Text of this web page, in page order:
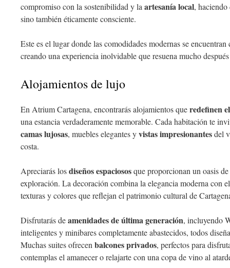
compromiso con la sostenibilidad y la artesanía local, haciendo
sino también éticamente consciente.
Este es el lugar donde las comodidades modernas se
creando una experiencia inolvidable que resuena mucho
Alojamientos de lujo
En Atrium Cartagena, encontrarás alojamientos queredefinen
una estancia verdaderamente memorable. Cada habitación te
camas lujosas, muebles elegantes yvistas impresionantesdel
costa.
Apreciarás losdiseños espaciososque proporcionan un oasis
exploración. La decoración combina la elegancia moderna con
texturas y colores que reflejan el patrimonio cultural de
Disfrutarás deamenidades de última generación, incluyendo
inteligentes y minibares completamente abastecidos, todos
Muchas suites ofrecen balcones privados, perfectos para
contemplas el amanecer o relajarte con una copa de vino al